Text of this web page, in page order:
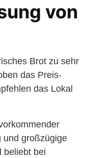
von
Brot zu sehr
das Preis-
das Lokal
und großzügige
beliebt bei